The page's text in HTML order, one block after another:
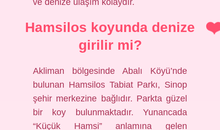
ve denize ulaşım kolaydır.
Hamsilos koyunda denize
girilir mi?
Akliman bölgesinde Abalı Köyü’nde
bulunan Hamsilos Tabiat Parkı, Sinop
şehir merkezine bağlıdır. Parkta güzel
bir koy bulunmaktadır. Yunancada
“Küçük Hamsi” anlamına gelen